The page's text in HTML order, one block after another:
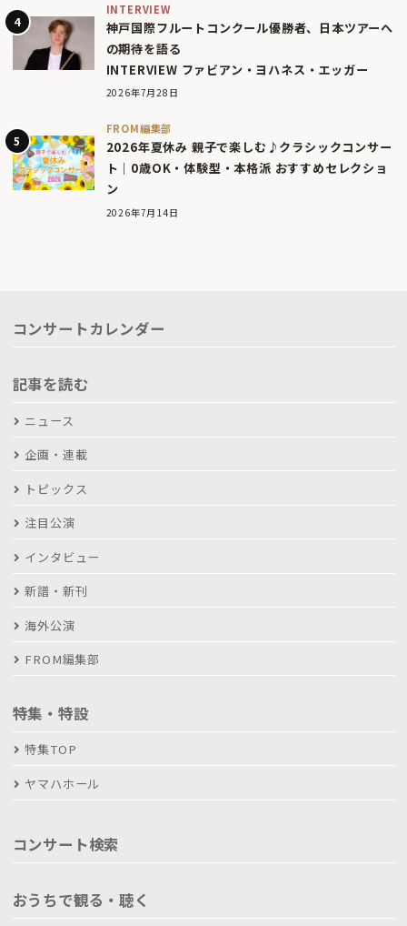
INTERVIEW
神戸国際フルートコンクール優勝者、日本ツアーへ
の期待を語る
INTERVIEW ファビアン・ヨハネス・エッガー
2026年7月28日
FROM編集部
2026年夏休み 親子で楽しむ♪クラシックコンサー
ト｜0歳OK・体験型・本格派 おすすめセレクショ
ン
2026年7月14日
コンサートカレンダー
記事を読む
ニュース
企画・連載
トピックス
注目公演
インタビュー
新譜・新刊
海外公演
FROM編集部
特集・特設
特集TOP
ヤマハホール
コンサート検索
おうちで観る・聴く